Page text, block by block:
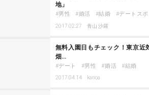
地」
男性 婚活 結婚 デートスポ
2017.02.27 青山 沙羅
無料入園日もチェック！東京近
畑…
デート 男性 婚活 結婚
2017.04.14 kanoa